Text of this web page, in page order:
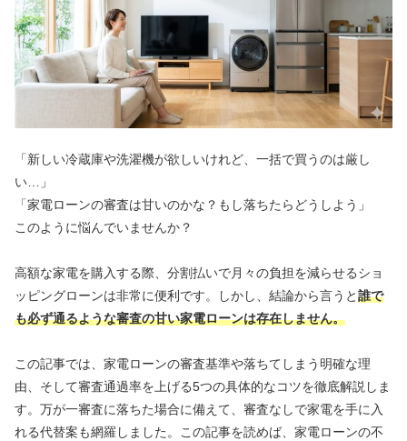
「新しい冷蔵庫や洗濯機が欲しいけれど、一括で買うのは厳し
い…」
「家電ローンの審査は甘いのかな？もし落ちたらどうしよう」
このように悩んでいませんか？
高額な家電を購入する際、分割払いで月々の負担を減らせるショ
ッピングローンは非常に便利です。しかし、結論から言うと誰で
も必ず通るような審査の甘い家電ローンは存在しません。
この記事では、家電ローンの審査基準や落ちてしまう明確な理
由、そして審査通過率を上げる5つの具体的なコツを徹底解説しま
す。万が一審査に落ちた場合に備えて、審査なしで家電を手に入
れる代替案も網羅しました。この記事を読めば、家電ローンの不